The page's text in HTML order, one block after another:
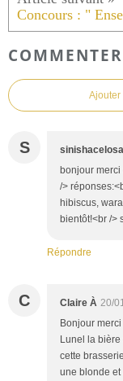
Concours : "
Ajouter
S sinishacelosa
bonjour
/>
hibiscus,
bientôt!<br />
Répondre
C Claire À 20/
Bonjour
Lunel la
cette
une blonde et